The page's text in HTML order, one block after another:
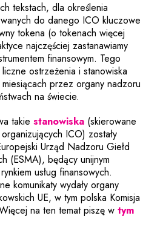
tekstach, dla określenia
do danego ICO kluczowe
tokena (o tokenach więcej
najczęściej zastanawiamy
finansowym. Tego
ostrzeżenia i stanowiska
przez organy nadzoru
na świecie.
takiestanowiskaUwaga, link
(skierowane
ICO) zostały
Urząd Nadzoru Giełd
(ESMA), będący unijnym
usług finansowych.
komunikaty wydały organy
UE, w tym polska Komisja
na ten temat piszę wtym